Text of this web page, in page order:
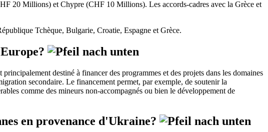
20 Millions) et Chypre (CHF 10 Millions). Les accords-cadres avec la Grèce et
Tchèque, Bulgarie, Croatie, Espagne et Grèce.
destiné à financer des programmes et des projets dans les domaines
secondaire. Le financement permet, par exemple, de soutenir la
comme des mineurs non-accompagnés ou bien le développement de
en provenance d'Ukraine?